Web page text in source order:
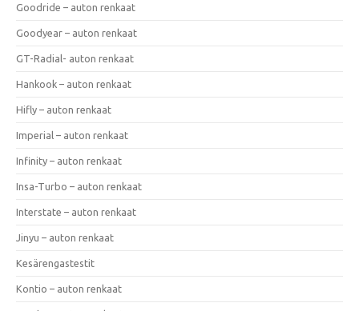
Goodride – auton renkaat
Goodyear – auton renkaat
GT-Radial- auton renkaat
Hankook – auton renkaat
Hifly – auton renkaat
Imperial – auton renkaat
Infinity – auton renkaat
Insa-Turbo – auton renkaat
Interstate – auton renkaat
Jinyu – auton renkaat
Kesärengastestit
Kontio – auton renkaat